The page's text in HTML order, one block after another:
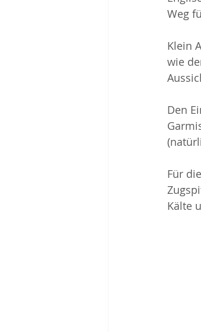
Weg
Klein
wie
Den
Für
Kälte